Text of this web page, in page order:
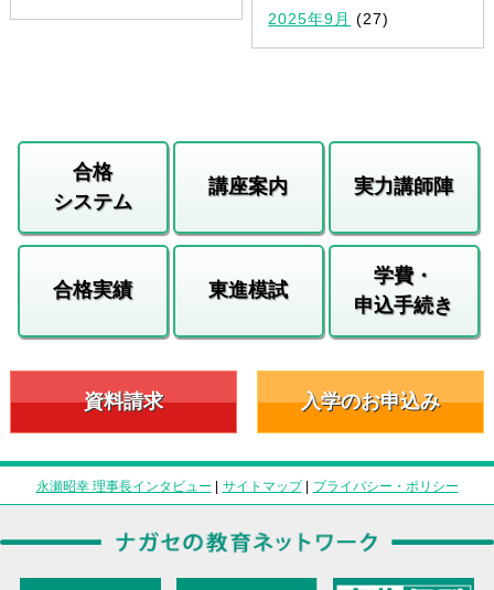
2025年9月 (27)
合格
システム
講座案内 実力講師陣
合格実績 東進模試
学費・
申込手続き
資料請求 入学のお申込み
永瀬昭幸 理事長インタビュー | サイトマップ| プライバシー・ポリシー